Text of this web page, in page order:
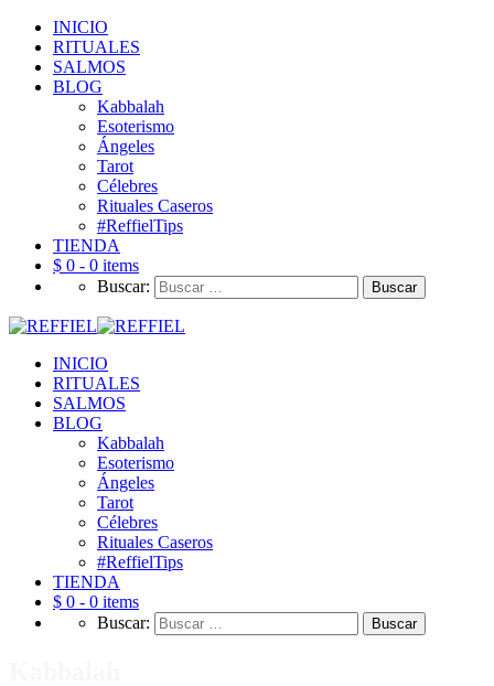
INICIO
RITUALES
SALMOS
BLOG
Kabbalah
Esoterismo
Ángeles
Tarot
Célebres
Rituales Caseros
#ReffielTips
TIENDA
$ 0 - 0 items
Buscar:
INICIO
RITUALES
SALMOS
BLOG
Kabbalah
Esoterismo
Ángeles
Tarot
Célebres
Rituales Caseros
#ReffielTips
TIENDA
$ 0 - 0 items
Buscar: